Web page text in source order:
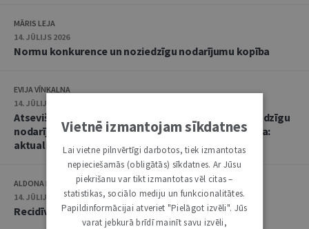
MĀRIS LEJA
14. JŪLIJS 2026
Normu konkurence un noziedzīgu nodarījumu kopība
EVIJA VĪNKALNA
14. JŪLIJS 2026
Atsevišķa (vienota) noziedzīga nodarījuma un noziedzīgu
nodarījumu kopības kvalifikācija un soda noteikšana:
aktualitātes praksē
ALDONA KIPĀNE, EVIJA VĪNKALNA
14. JŪLIJS 2026
Recidīvs krimināltiesisko zinātņu skatījumā
Vietnē izmantojam sīkdatnes
Lai vietne pilnvērtīgi darbotos, tiek izmantotas
nepieciešamās (obligātās) sīkdatnes. Ar Jūsu
piekrišanu var tikt izmantotas vēl citas –
statistikas, sociālo mediju un funkcionalitātes.
Papildinformācijai atveriet "Pielāgot izvēli". Jūs
varat jebkurā brīdī mainīt savu izvēli,